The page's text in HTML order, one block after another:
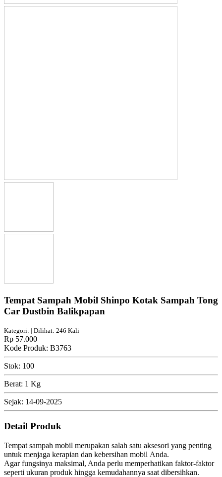
Tempat Sampah Mobil Shinpo Kotak Sampah Tong
Car Dustbin Balikpapan
Kategori: | Dilihat: 246 Kali
Rp 57.000
Kode Produk: B3763
Stok: 100
Berat: 1 Kg
Sejak: 14-09-2025
Detail Produk
Tempat sampah mobil merupakan salah satu aksesori yang penting
untuk menjaga kerapian dan kebersihan mobil Anda.
Agar fungsinya maksimal, Anda perlu memperhatikan faktor-faktor
seperti ukuran produk hingga kemudahannya saat dibersihkan.